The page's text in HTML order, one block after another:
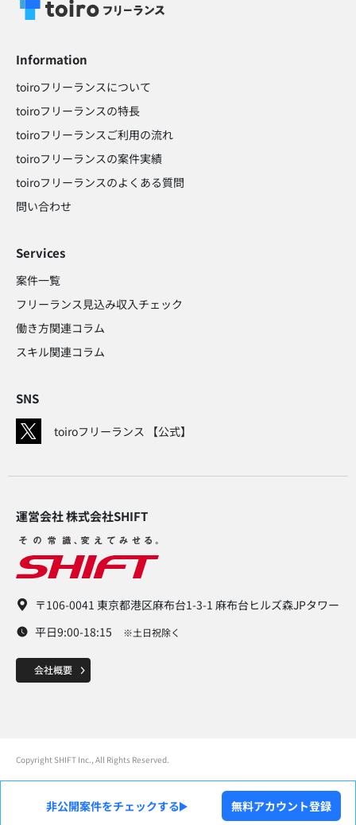
Information
toiroフリーランスについて
toiroフリーランスの特長
toiroフリーランスご利用の流れ
toiroフリーランスの案件実績
toiroフリーランスのよくある質問
問い合わせ​
Services
案件一覧
フリーランス見込み収入チェック​
働き方関連コラム​
スキル関連コラム​
SNS
toiroフリーランス 【公式】
運営会社 株式会社SHIFT​
〒106-0041 東京都港区麻布台1-3-1 麻布台ヒルズ森JPタワー
平日9:00-18:15
※土日祝除く
Copyright SHIFT Inc., All Rights Reserved.
非公開案件をチェックする 無料アカウント登録